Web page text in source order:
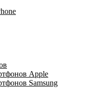
Apple
Samsung